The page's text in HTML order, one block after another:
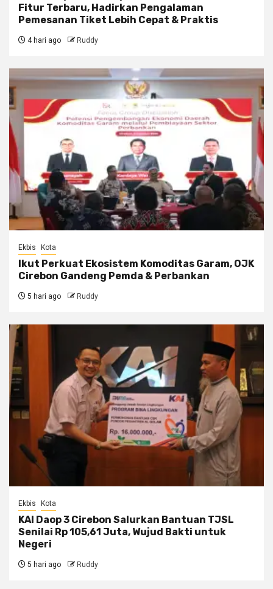
Fitur Terbaru, Hadirkan Pengalaman
Pemesanan Tiket Lebih Cepat & Praktis
4 hari ago Ruddy
Ekbis Kota
Ikut Perkuat Ekosistem Komoditas Garam, OJK
Cirebon Gandeng Pemda & Perbankan
5 hari ago Ruddy
Ekbis Kota
KAI Daop 3 Cirebon Salurkan Bantuan TJSL
Senilai Rp 105,61 Juta, Wujud Bakti untuk
Negeri
5 hari ago Ruddy